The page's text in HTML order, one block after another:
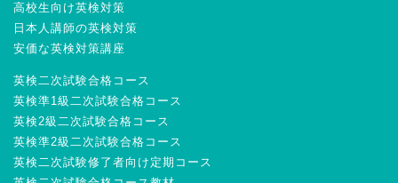
高校生向け英検対策
日本人講師の英検対策
安価な英検対策講座
英検二次試験合格コース
英検準1級二次試験合格コース
英検2級二次試験合格コース
英検準2級二次試験合格コース
英検二次試験修了者向け定期コース